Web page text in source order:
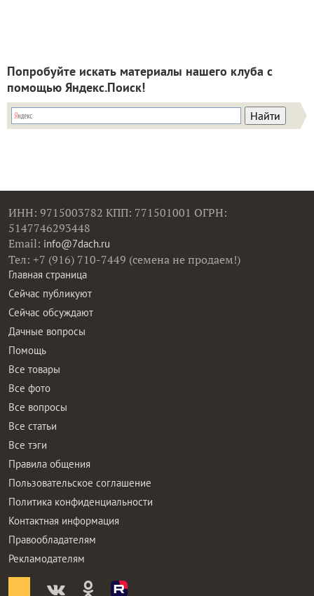
Попробуйте искать материалы нашего клуба с
помощью Яндекс.Поиск!
ИНН: 9715003782 КПП: 771501001 ОГРН:
5147746293448
Email: info@7dach.ru
Тел: +7 (916) 710-7449 (семена не продаем!)
Главная страница
Сейчас публикуют
Сейчас обсуждают
Дачные вопросы
Помощь
Все товары
Все фото
Все вопросы
Все статьи
Все тэги
Правила общения
Пользовательское соглашение
Политика конфиденциальности
Контактная информация
Правообладателям
Рекламодателям